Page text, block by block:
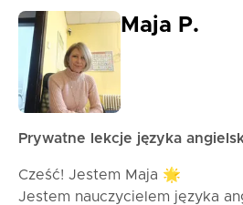
środowisko, w którym możesz
kroku i czuć dumę ze swoich
gotowy na poprawę swojej
w sposób naturalny i
Tobą pracować!
Maja P.
Prywatne lekcje języka
Cześć! Jestem Maja 🌟
Jestem nauczycielem języka